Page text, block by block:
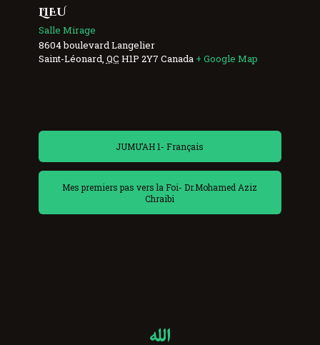
LIEU
Salle Mirage
8604 boulevard Langelier
Saint-Léonard QC H1P 2Y7 Canada + Google Map
JUMU’AH 1- Français
Mes premiers pas vers la Foi- Dr.Mohamed Aziz
Chraibi